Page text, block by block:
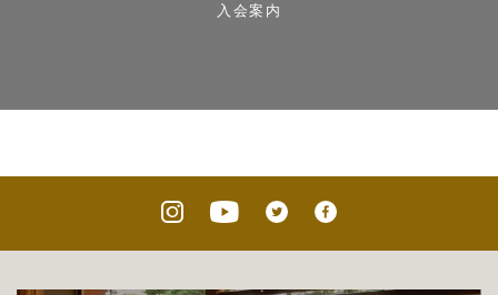
入会案内